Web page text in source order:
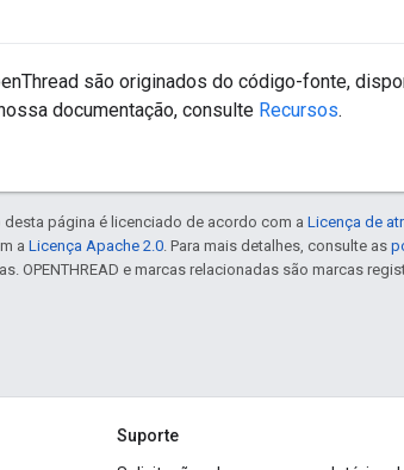
são originados do código-fonte,
documentação, consulte Recursos.
página é licenciado de acordo com a Licença de
a Licença Apache 2.0. Para mais detalhes, consulte as
OPENTHREAD e marcas relacionadas são marcas
Suporte